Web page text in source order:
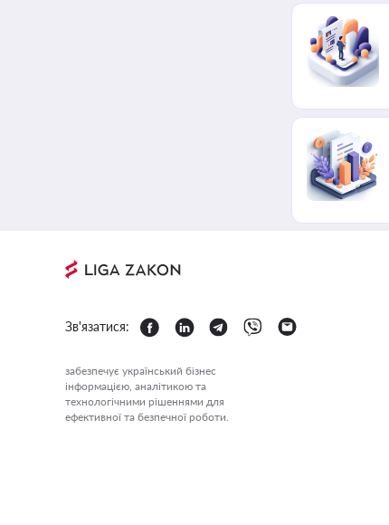
Зв'язатися:
забезпечує український бізнес
інформацією, аналітикою та
технологічними рішеннями для
ефективної та безпечної роботи.